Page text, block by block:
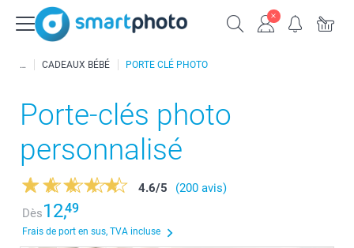
CADEAUX BÉBÉ PORTE CLÉ PHOTO
Porte-clés photo
personnalisé
4.6/5
(200 avis)
Dès12,49
Frais de port en sus, TVA incluse